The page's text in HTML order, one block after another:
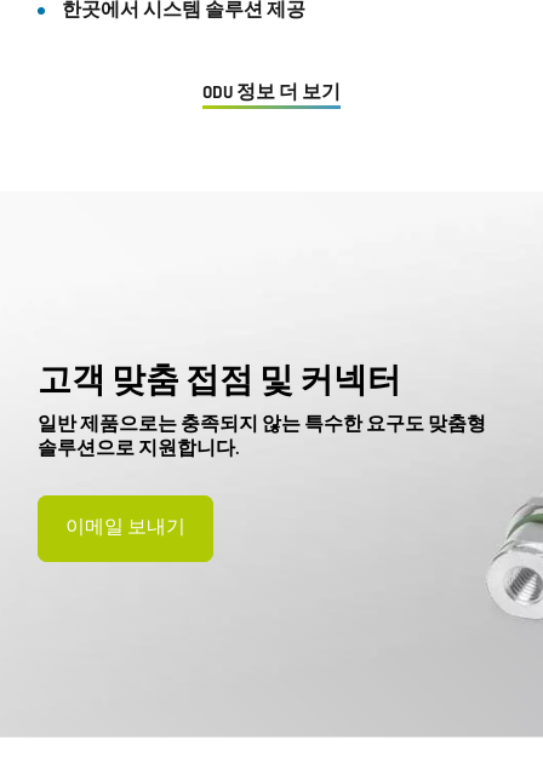
한곳에서 시스템 솔루션 제공
ODU 정보 더 보기
고객 맞춤 접점 및 커넥터
일반 제품으로는 충족되지 않는 특수한 요구도 맞춤형
솔루션으로 지원합니다.
이메일 보내기